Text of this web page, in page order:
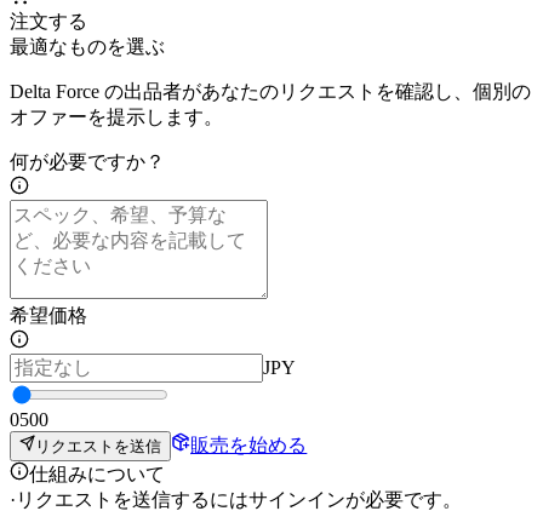
注文する
最適なものを選ぶ
Delta Force の出品者があなたのリクエストを確認し、個別の
オファーを提示します。
何が必要ですか？
希望価格
JPY
0500
リクエストを送信
販売を始める
仕組みについて
· リクエストを送信するにはサインインが必要です。